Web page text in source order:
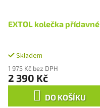
EXTOL kolečka přídavné
Skladem
1 975 Kč bez DPH
2 390 Kč
DO KOŠÍKU